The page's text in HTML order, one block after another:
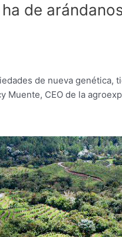
de
de nueva genética,
Muente, CEO de la